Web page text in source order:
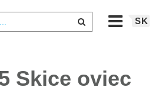
SK
Skice oviec